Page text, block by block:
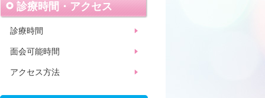
診療時間・アクセス
診療時間
面会可能時間
アクセス方法